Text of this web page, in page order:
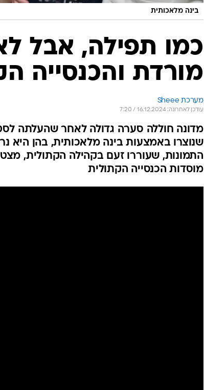
בינה מלאכותית
כמו תפילה, אבל
מורדת והכנסייה
מערכת Sheee
עודכן לאחרונה: 16.12.2024 / 7:20
מדונה חוללה סערה גדולה לאחר שהעלתה
שנוצרו באמצעות בינה מלאכותית, בהן היא
התמונות, שעוררו זעם בקהילה הקתולית,
מוסדות הכנסייה הקתולית